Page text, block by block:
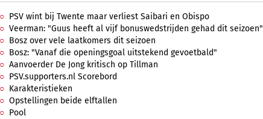
PSV wint bij Twente maar verliest Saibari en Obispo
Veerman: "Guus heeft al vijf bonuswedstrijden gehad dit seizoen"
Bosz over vele laatkomers dit seizoen
Bosz: "Vanaf die openingsgoal uitstekend gevoetbald"
Aanvoerder De Jong kritisch op Tillman
PSV.supporters.nl Scorebord
Karakteristieken
Opstellingen beide elftallen
Pool